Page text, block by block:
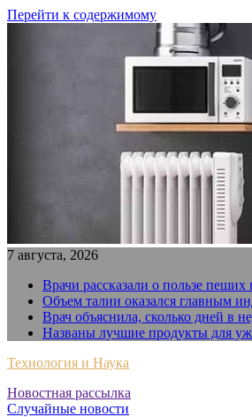
Перейти к содержимому
7 августа, 2026
Врачи рассказали о пользе пеших
Объем талии оказался главным
Врач объяснила, сколько дней в
Названы лучшие продукты для
Технология и Наука
Новостная рассылка
Случайные новости